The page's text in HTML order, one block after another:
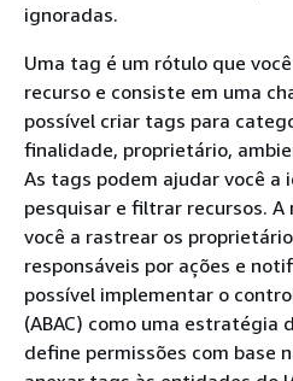
ignoradas.
Uma tag é um rótulo que
recurso e consiste em uma
possível criar tags para
finalidade, proprietário,
As tags podem ajudar você a
pesquisar e filtrar recursos.
você a rastrear os
responsáveis por ações e
possível implementar o
(ABAC) como uma estratégia
define permissões com base